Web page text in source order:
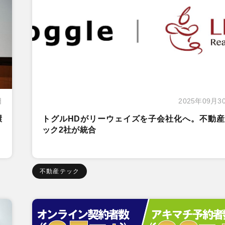
2025年09月
トグルHDがリーウェイズを子会社化へ。不動
ック2社が統合
不動産テック